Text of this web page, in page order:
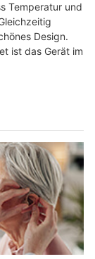
Temperatur und
Design.
ist das Gerät im